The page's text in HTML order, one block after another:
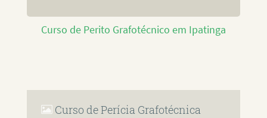
Curso de Perito Grafotécnico em Ipatinga
Curso de Perícia Grafotécnica